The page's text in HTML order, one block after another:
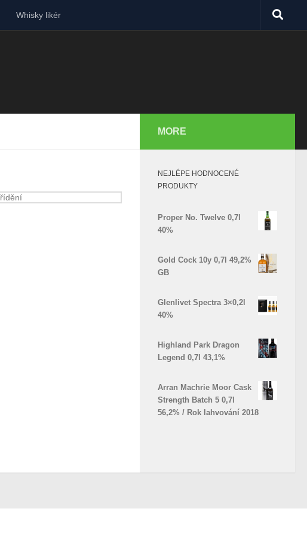
Whisky likér
MORE
NEJLÉPE HODNOCENÉ
PRODUKTY
Proper No. Twelve 0,7l
40%
Gold Cock 10y 0,7l 49,2%
GB
Glenlivet Spectra 3×0,2l
40%
Highland Park Dragon
Legend 0,7l 43,1%
Arran Machrie Moor Cask
Strength Batch 5 0,7l
56,2% / Rok lahvování 2018